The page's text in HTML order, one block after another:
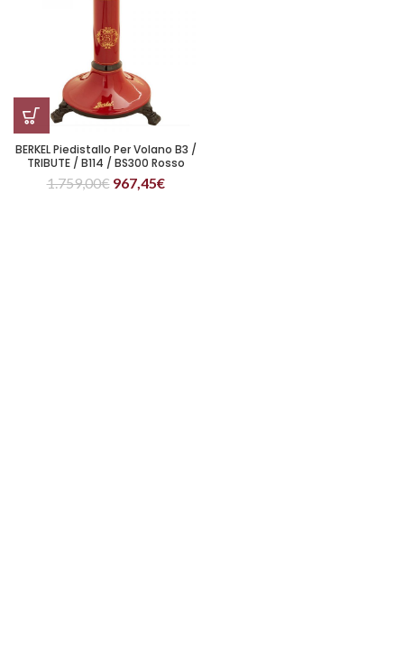
BERKEL Piedistallo Per Volano B3 /
TRIBUTE / B114 / BS300 Rosso
1.759,00€ 967,45€